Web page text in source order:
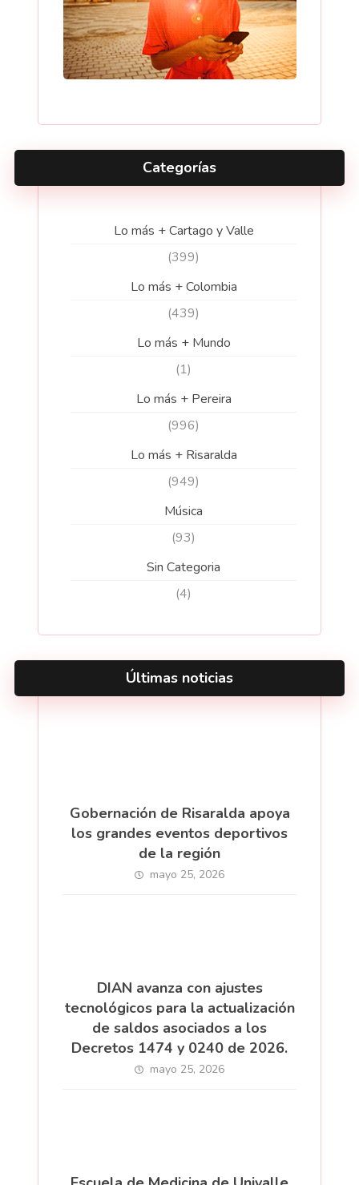
Categorías
Lo más + Cartago y Valle
(399)
Lo más + Colombia
(439)
Lo más + Mundo
(1)
Lo más + Pereira
(996)
Lo más + Risaralda
(949)
Música
(93)
Sin Categoria
(4)
Últimas noticias
Gobernación de Risaralda apoya
los grandes eventos deportivos
de la región
mayo 25, 2026
DIAN avanza con ajustes
tecnológicos para la actualización
de saldos asociados a los
Decretos 1474 y 0240 de 2026.
mayo 25, 2026